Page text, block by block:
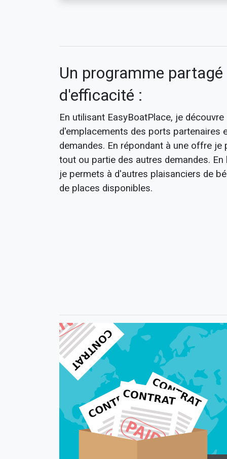
Un programme
d'efficacité :
En utilisant EasyBoatPlace, je
d'emplacements des ports partenaires
demandes. En répondant à une offre je
tout ou partie des autres demandes.
je permets à d'autres plaisanciers de
de places disponibles.